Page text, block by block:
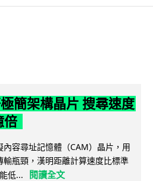
簡架構晶片 搜尋速度
倍
容尋址記憶體（CAM）晶片，用
輸瓶頸，漢明距離計算速度比標準
低...
閱讀全文